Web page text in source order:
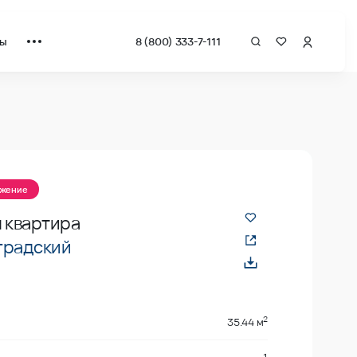
8 (800) 333-7-111
35.44 м2